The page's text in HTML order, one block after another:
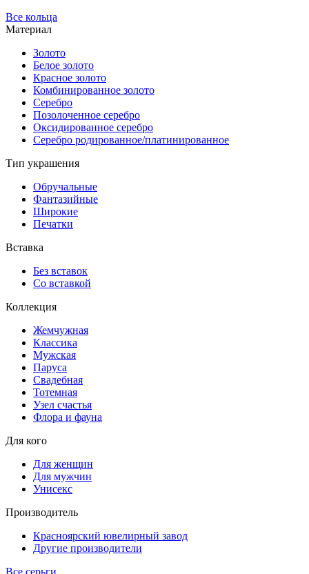
Все кольца
Материал
Золото
Белое золото
Красное золото
Комбинированное золото
Серебро
Позолоченное серебро
Оксидированное серебро
Серебро родированное/платинированное
Тип украшения
Обручальные
Фантазийные
Широкие
Печатки
Вставка
Без вставок
Со вставкой
Коллекция
Жемчужная
Классика
Мужская
Паруса
Свадебная
Тотемная
Узел счастья
Флора и фауна
Для кого
Для женщин
Для мужчин
Унисекс
Производитель
Красноярский ювелирный завод
Другие производители
Все серьги